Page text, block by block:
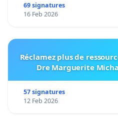
69 signatures
16 Feb 2026
Réclamez plus de
Dre Marguerite
57 signatures
12 Feb 2026